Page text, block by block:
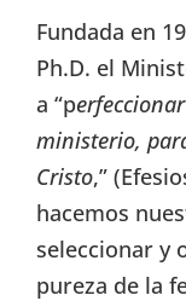
Fundada en
Ph.D. el
a “p
ministerio,
Cristo,”
hacemos
seleccionar y
pureza de la